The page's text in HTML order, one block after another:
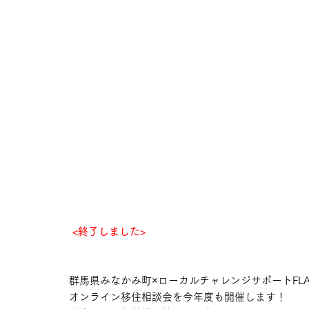
<終了しました>
群馬県みなかみ町×ローカルチャレンジサポート
オンライン移住相談会を今年度も開催します！